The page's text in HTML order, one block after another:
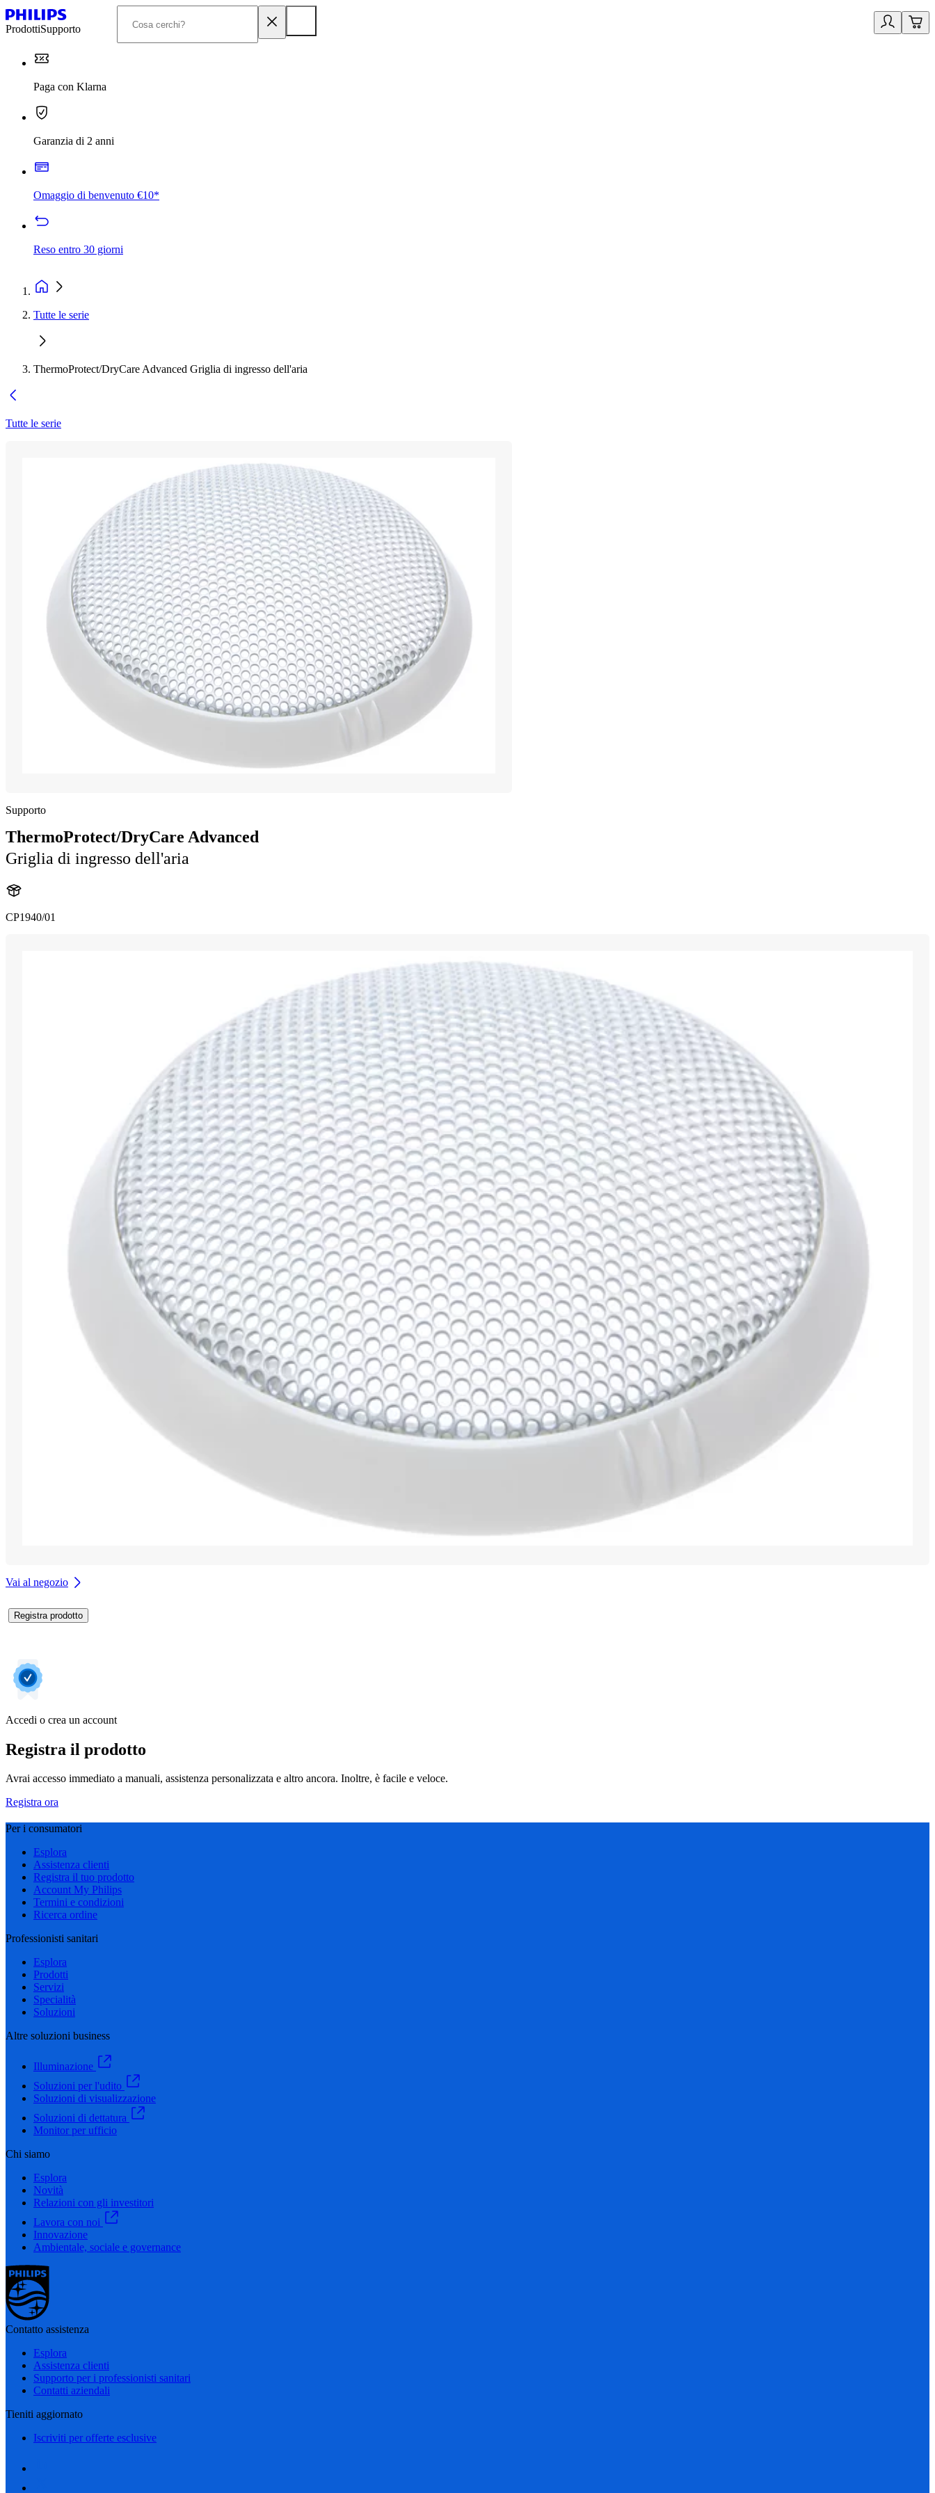
ProdottiSupporto
Paga con Klarna
Garanzia di 2 anni
Omaggio di benvenuto €10*
Reso entro 30 giorni
Tutte le serie
ThermoProtect/DryCare Advanced Griglia di ingresso dell'aria
Tutte le serie
Supporto
ThermoProtect/DryCare Advanced
Griglia di ingresso dell'aria
CP1940/01
Vai al negozio
Registra prodotto
Accedi o crea un account
Registra il prodotto
Avrai accesso immediato a manuali, assistenza personalizzata e altro ancora. Inoltre, è facile e veloce.
Registra ora
Per i consumatori
Esplora
Assistenza clienti
Registra il tuo prodotto
Account My Philips
Termini e condizioni
Ricerca ordine
Professionisti sanitari
Esplora
Prodotti
Servizi
Specialità
Soluzioni
Altre soluzioni business
Illuminazione
Soluzioni per l'udito
Soluzioni di visualizzazione
Soluzioni di dettatura
Monitor per ufficio
Chi siamo
Esplora
Novità
Relazioni con gli investitori
Lavora con noi
Innovazione
Ambientale, sociale e governance
Contatto assistenza
Esplora
Assistenza clienti
Supporto per i professionisti sanitari
Contatti aziendali
Tieniti aggiornato
Iscriviti per offerte esclusive